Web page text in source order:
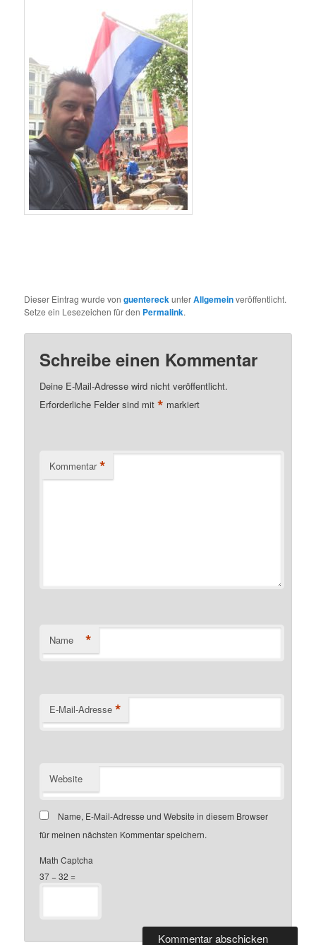
Dieser Eintrag wurde vonguentereckunterAllgemeinveröffentlicht.
Setze ein Lesezeichen für den Permalink.
Schreibe einen Kommentar
Deine E-Mail-Adresse wird nicht veröffentlicht.
Erforderliche Felder sind mit* markiert
Kommentar *
Name *
E-Mail-Adresse *
Website
Name, E-Mail-Adresse und Website in diesem Browser
für meinen nächsten Kommentar speichern.
Math Captcha
37 − 32 =